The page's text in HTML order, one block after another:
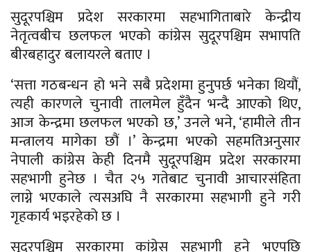
सुदूरपश्चिम प्रदेश सरकारमा सहभागिताबारे केन्द्रीय
नेतृत्वबीच छलफल भएको कांग्रेस सुदूरपश्चिम सभापति
बीरबहादुर बलायरले बताए ।
‘सत्ता गठबन्धन हो भने सबै प्रदेशमा हुनुपर्छ भनेका थियौं,
त्यही कारणले चुनावी तालमेल हुँदैन भन्दै आएको थिए,
आज केन्द्रमा छलफल भएको छ,’ उनले भने, ‘हामीले तीन
मन्त्रालय मागेका छौं ।’ केन्द्रमा भएको सहमतिअनुसार
नेपाली कांग्रेस केही दिनमै सुदूरपश्चिम प्रदेश सरकारमा
सहभागी हुनेछ । चैत २५ गतेबाट चुनावी आचारसंहिता
लाग्ने भएकाले त्यसअघि नै सरकारमा सहभागी हुने गरी
गृहकार्य भइरहेको छ ।
सुदूरपश्चिम सरकारमा कांग्रेस सहभागी हुने भएपछि